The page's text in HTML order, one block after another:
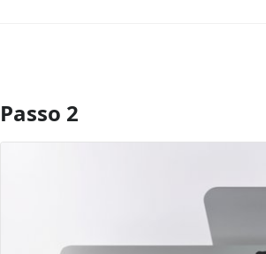
Aggiungi Commento
Passo 2